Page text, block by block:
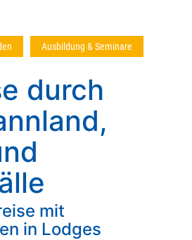
Ausbildung & Seminare
durch
mit
in Lodges